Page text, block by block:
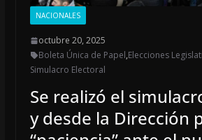
NACIONALES
octubre 20, 2025
Boleta Única de Papel,Elecciones
Simulacro Electoral
Se realizó el
y desde la Dirección